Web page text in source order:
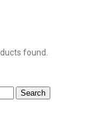
found.
Search